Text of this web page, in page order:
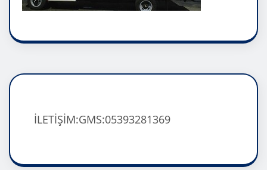
İLETİŞİM:GMS:05393281369